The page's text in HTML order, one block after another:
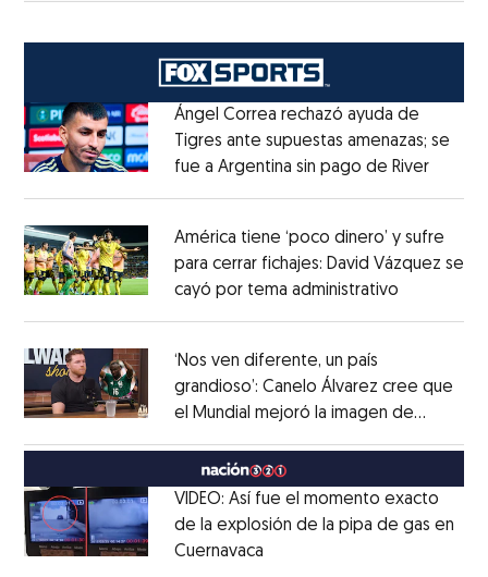
Ángel Correa rechazó ayuda de
Tigres ante supuestas amenazas; se
fue a Argentina sin pago de RiverOpens
América tiene ‘poco dinero’ y sufre
para cerrar fichajes: David Vázquez se
cayó por tema administrativo
‘Nos ven diferente, un país
grandioso’: Canelo Álvarez cree que
el Mundial mejoró la imagen de
MéxicoOpens in new window
VIDEO: Así fue el momento exacto
de la explosión de la pipa de gas en
Cuernavaca